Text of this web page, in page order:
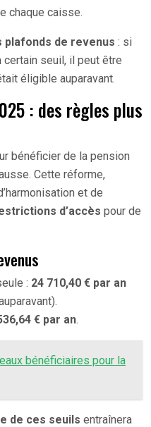
chaque caisse.
plafonds de revenus : si
seuil, il peut être
éligible auparavant.
: des règles plus
bénéficier de la pension
Cette réforme,
et de
d’accès pour de
: 24 710,40 € par an
€ par an.
bénéficiaires pour la
de ces seuils entraînera